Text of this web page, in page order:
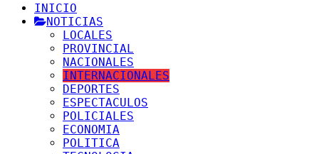
INICIO
NOTICIAS
LOCALES
PROVINCIAL
NACIONALES
INTERNACIONALES
DEPORTES
ESPECTACULOS
POLICIALES
ECONOMIA
POLITICA